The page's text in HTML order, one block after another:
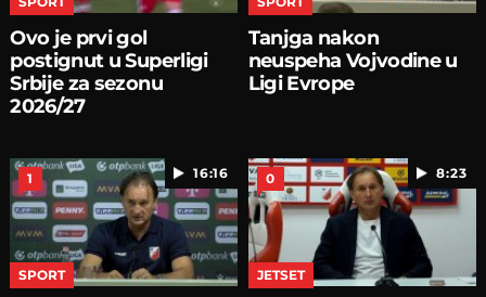
Ovo je prvi gol
postignut u Superligi
Srbije za sezonu
2026/27
Tanjga nakon
neuspeha Vojvodine u
Ligi Evrope
16:16
1
SPORT
8:23
0
JETSET